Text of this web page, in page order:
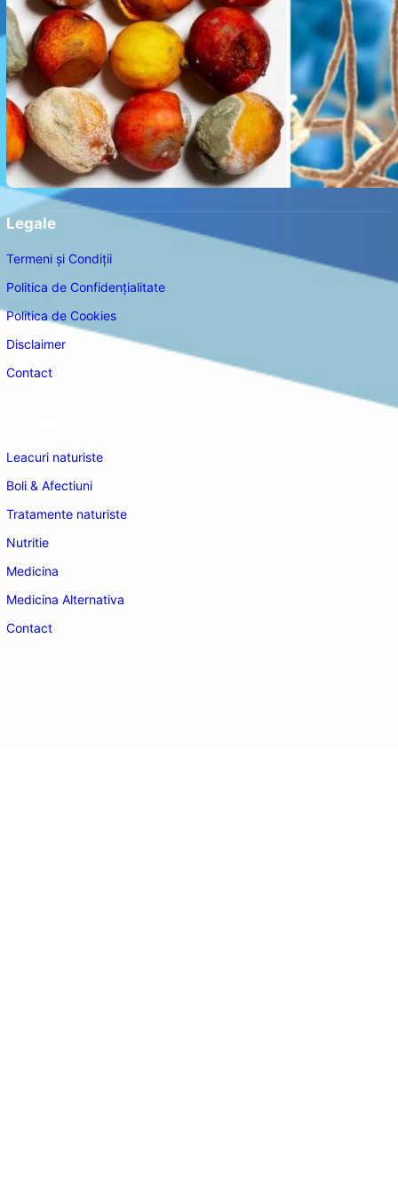
Legale
Termeni și Condiții
Politica de Confidențialitate
Politica de Cookies
Disclaimer
Contact
Leacuri naturiste
Boli & Afectiuni
Tratamente naturiste
Nutritie
Medicina
Medicina Alternativa
Contact